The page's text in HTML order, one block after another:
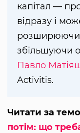
капітал —
відразу і
розширюючи
збільшуючи
Павло
Activitis.
Читати за
потім: що